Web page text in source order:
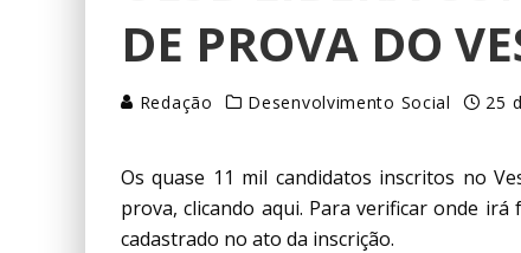
DE PROVA DO
Redação Desenvolvimento Social 25
Os quase 11 mil candidatos inscritos no
prova, clicando aqui. Para verificar onde
cadastrado no ato da inscrição.